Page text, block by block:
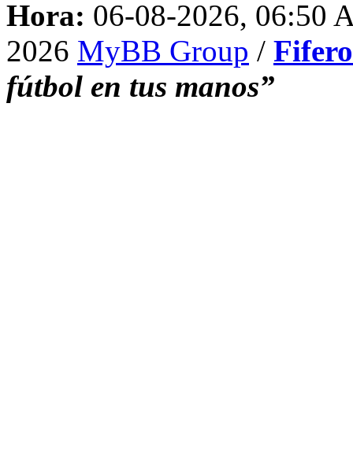
Hora: 06-08-2026, 06:50
2026 MyBB Group /
fútbol en tus manos”